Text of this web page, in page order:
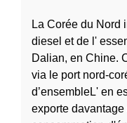
La Corée du Nord
diesel et de l'
Dalian, en Chine.
via le port nord-
d’ensembleL' en
exporte